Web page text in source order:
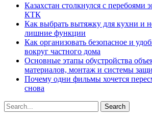
Казахстан столкнулся с перебоями
КТК
Как выбрать вытяжку для кухни и
лишние функции
Как организовать безопасное и
вокруг частного дома
Основные этапы обустройства
материалов, монтаж и системы
Почему одни фильмы хочется
снова